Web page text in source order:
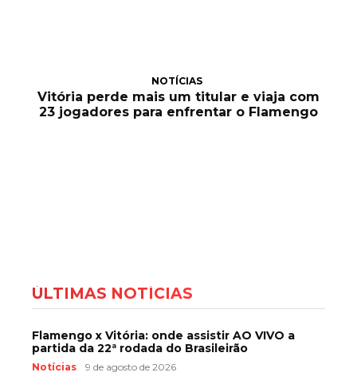
NOTÍCIAS
Vitória perde mais um titular e viaja com
23 jogadores para enfrentar o Flamengo
ÚLTIMAS NOTÍCIAS
Flamengo x Vitória: onde assistir AO VIVO a
partida da 22ª rodada do Brasileirão
Notícias 9 de agosto de 2026